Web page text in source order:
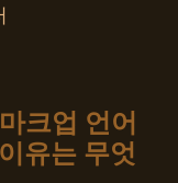
크업 언어
유는 무엇